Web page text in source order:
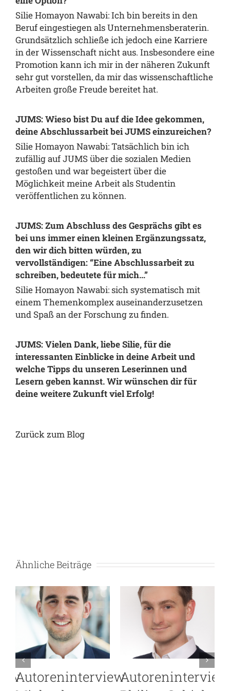
Silie Homayon Nawabi: Ich bin bereits in den
Beruf eingestiegen als Unternehmensberaterin.
Grundsätzlich schließe ich jedoch eine Karriere
in der Wissenschaft nicht aus. Insbesondere eine
Promotion kann ich mir in der näheren Zukunft
sehr gut vorstellen, da mir das wissenschaftliche
Arbeiten große Freude bereitet hat.
JUMS: Wieso bist Du auf die Idee gekommen,
deine Abschlussarbeit bei JUMS einzureichen?
Silie Homayon Nawabi: Tatsächlich bin ich
zufällig auf JUMS über die sozialen Medien
gestoßen und war begeistert über die
Möglichkeit meine Arbeit als Studentin
veröffentlichen zu können.
JUMS: Zum Abschluss des Gesprächs gibt es
bei uns immer einen kleinen Ergänzungssatz,
den wir dich bitten würden, zu
vervollständigen: “Eine Abschlussarbeit zu
schreiben, bedeutete für mich…”
Silie Homayon Nawabi: sich systematisch mit
einem Themenkomplex auseinanderzusetzen
und Spaß an der Forschung zu finden.
JUMS: Vielen Dank, liebe Silie, für die
interessanten Einblicke in deine Arbeit und
welche Tipps du unseren Leserinnen und
Lesern geben kannst. Wir wünschen dir für
deine weitere Zukunft viel Erfolg!
Zurück zum Blog
Ähnliche Beiträge
AutoreninterviewWarum Open-